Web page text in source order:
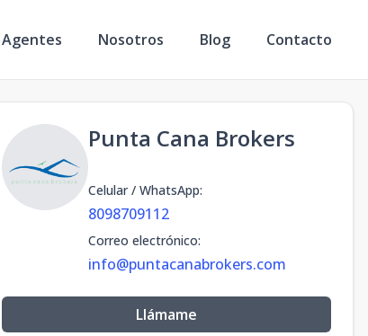
Agentes Nosotros Blog Contacto
Punta Cana Brokers
Celular / WhatsApp:
8098709112
Correo electrónico:
info@puntacanabrokers.com
Llámame